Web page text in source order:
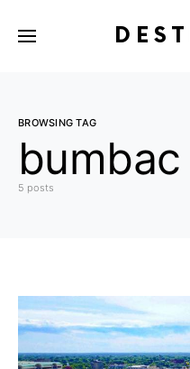
BROWSING TAG
bumbac
5 posts